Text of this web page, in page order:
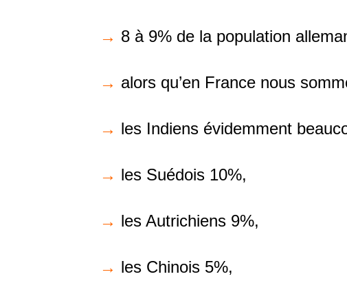
→ 8 à 9% de la population
→ alors qu’en France nous
→ les Indiens évidemment
→ les Suédois 10%,
→ les Autrichiens 9%,
→ les Chinois 5%,